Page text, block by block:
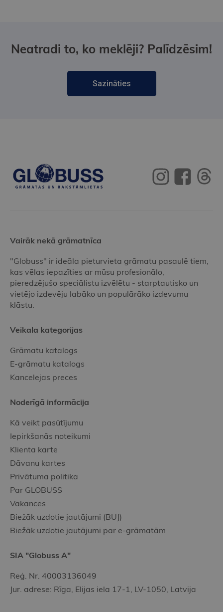
Neatradi to, ko meklēji? Palīdzēsim!
Sazināties
Vairāk nekā grāmatnīca
"Globuss" ir ideāla pieturvieta grāmatu pasaulē tiem,
kas vēlas iepazīties ar mūsu profesionālo,
pieredzējušo speciālistu izvēlētu - starptautisko un
vietējo izdevēju labāko un populārāko izdevumu
klāstu.
Veikala kategorijas
Grāmatu katalogs
E-grāmatu katalogs
Kancelejas preces
Noderīgā informācija
Kā veikt pasūtījumu
Iepirkšanās noteikumi
Klienta karte
Dāvanu kartes
Privātuma politika
Par GLOBUSS
Vakances
Biežāk uzdotie jautājumi (BUJ)
Biežāk uzdotie jautājumi par e-grāmatām
SIA "Globuss A"
Reģ. Nr. 40003136049
Jur. adrese: Rīga, Elijas iela 17-1, LV-1050, Latvija